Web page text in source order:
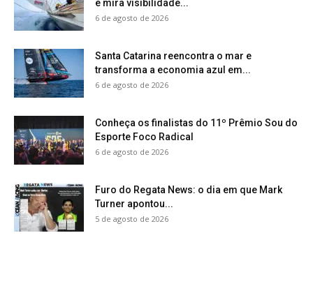
e mira visibilidade...
6 de agosto de 2026
Santa Catarina reencontra o mar e
transforma a economia azul em...
6 de agosto de 2026
Conheça os finalistas do 11º Prêmio Sou do
Esporte Foco Radical
6 de agosto de 2026
Furo do Regata News: o dia em que Mark
Turner apontou...
5 de agosto de 2026